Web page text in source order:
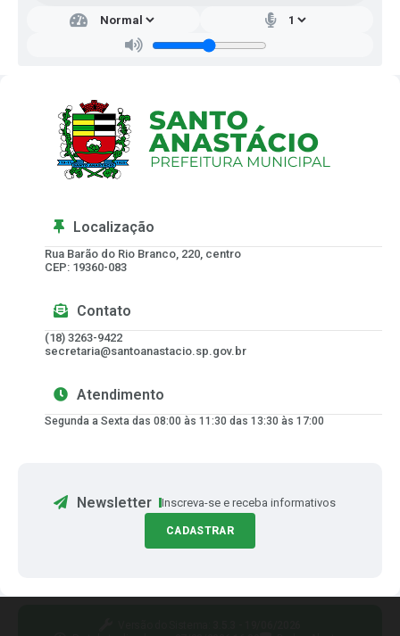
Localização
Rua Barão do Rio Branco, 220, centro
CEP: 19360-083
Contato
(18) 3263-9422
secretaria@santoanastacio.sp.gov.br
Atendimento
Segunda a Sexta das 08:00 às 11:30 das 13:30 às 17:00
Newsletter Inscreva-se e receba informativos
CADASTRAR